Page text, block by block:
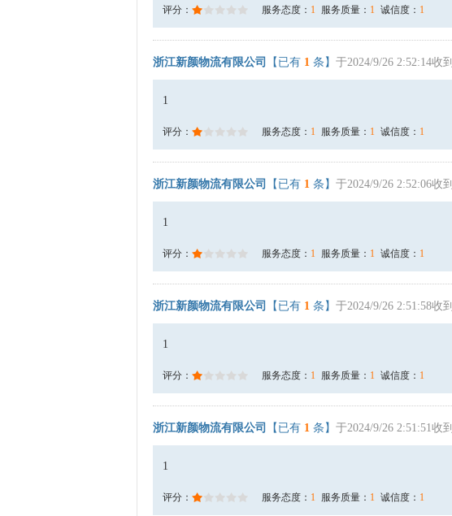
评分： 服务态度： 1 服务质量： 1 诚信度： 1
浙江新颜物流有限公司 【已有 1 条】 于2024/9/26 2:52:14收到
1
评分： 服务态度： 1 服务质量： 1 诚信度： 1
浙江新颜物流有限公司 【已有 1 条】 于2024/9/26 2:52:06收到
1
评分： 服务态度： 1 服务质量： 1 诚信度： 1
浙江新颜物流有限公司 【已有 1 条】 于2024/9/26 2:51:58收到
1
评分： 服务态度： 1 服务质量： 1 诚信度： 1
浙江新颜物流有限公司 【已有 1 条】 于2024/9/26 2:51:51收到
1
评分： 服务态度： 1 服务质量： 1 诚信度： 1